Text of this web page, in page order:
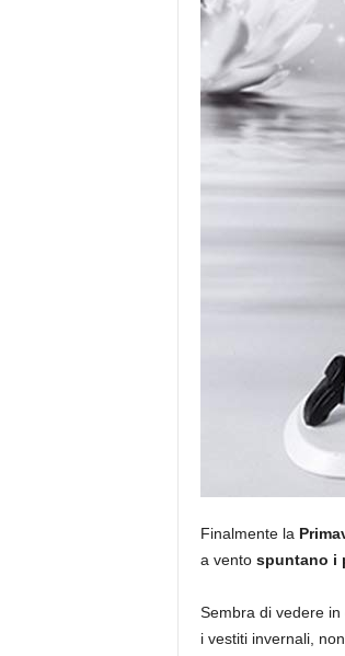
Finalmente la
a vento spuntano i
Sembra di vedere
i vestiti invernali,